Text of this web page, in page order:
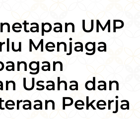
UMP
Menjaga
Usaha dan
Pekerja